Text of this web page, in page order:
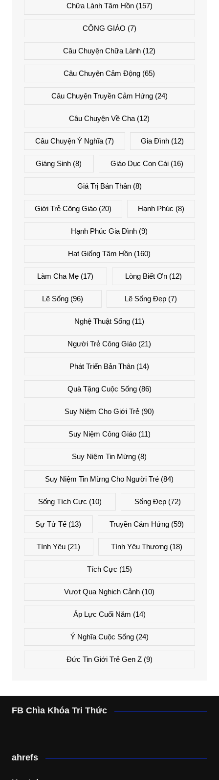
Chữa Lành Tâm Hồn(157)
CÔNG GIÁO (7)
Câu Chuyện Chữa Lành (12)
Câu Chuyện Cảm Động (65)
Câu Chuyện Truyền Cảm Hứng(24)
Câu Chuyện Về Cha (12)
Câu Chuyện Ý Nghĩa(7) Gia Đình (12)
Giáng Sinh (8) Giáo Dục Con Cái(16)
Giá Trị Bản Thân(8)
Giới Trẻ Công Giáo(20) Hạnh Phúc (8)
Hạnh Phúc Gia Đình (9)
Hạt Giống Tâm Hồn (160)
Làm Cha Mẹ (17) Lòng Biết Ơn(12)
Lẽ Sống (96) Lẽ Sống Đẹp(7)
Nghệ Thuật Sống (11)
Người Trẻ Công Giáo (21)
Phát Triển Bản Thân (14)
Quà Tặng Cuộc Sống(86)
Suy Niệm Cho Giới Trẻ (90)
Suy Niệm Công Giáo(11)
Suy Niệm Tin Mừng (8)
Suy Niệm Tin Mừng Cho Người Trẻ (84)
Sống Tích Cực (10) Sống Đẹp (72)
Sự Tử Tế (13) Truyền Cảm Hứng(59)
Tình Yêu (21) Tình Yêu Thương(18)
Tích Cực (15)
Vượt Qua Nghịch Cảnh (10)
Áp Lực Cuối Năm (14)
Ý Nghĩa Cuộc Sống(24)
Đức Tin Giới Trẻ Gen Z(9)
FB Chìa Khóa Tri Thức
ahrefs